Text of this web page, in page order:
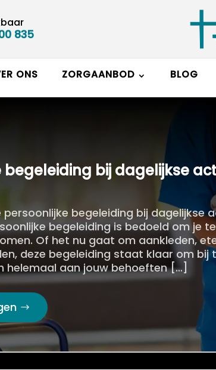
835
ONS ZORGAANBOD BLOG
begeleiding bij dagelijkse
persoonlijke begeleiding bij dagelijkse
begeleiding is bedoeld om je
Of het nu gaat om aankleden,
deze begeleiding staat klaar om bij
helemaal aan jouw behoeften […]